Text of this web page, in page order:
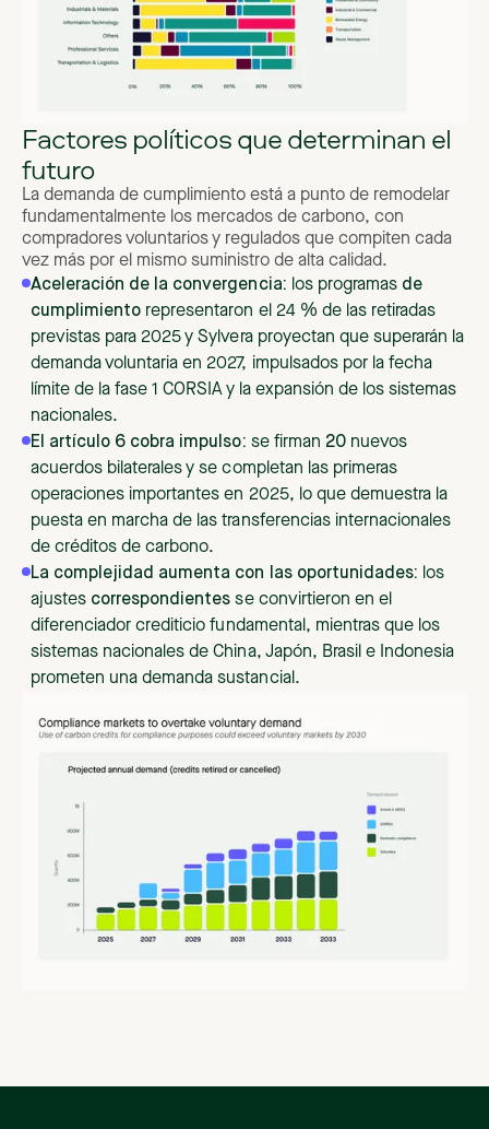
Factores políticos que determinan el
futuro
La demanda de cumplimiento está a punto de remodelar
fundamentalmente los mercados de carbono, con
compradores voluntarios y regulados que compiten cada
vez más por el mismo suministro de alta calidad.
Aceleración de la convergencia: los programas de
cumplimiento representaron el 24 % de las retiradas
previstas para 2025 y Sylvera proyectan que superarán la
demanda voluntaria en 2027, impulsados por la fecha
límite de la fase 1 CORSIA y la expansión de los sistemas
nacionales.
El artículo 6 cobra impulso: se firman 20 nuevos
acuerdos bilaterales y se completan las primeras
operaciones importantes en 2025, lo que demuestra la
puesta en marcha de las transferencias internacionales
de créditos de carbono.
La complejidad aumenta con las oportunidades: los
ajustes correspondientesse convirtieron en el
diferenciador crediticio fundamental, mientras que los
sistemas nacionales de China, Japón, Brasil e Indonesia
prometen una demanda sustancial.